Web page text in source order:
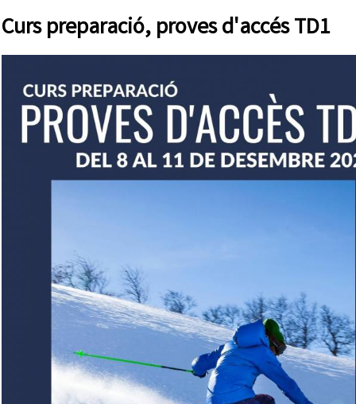
Curs preparació, proves d'accés TD1